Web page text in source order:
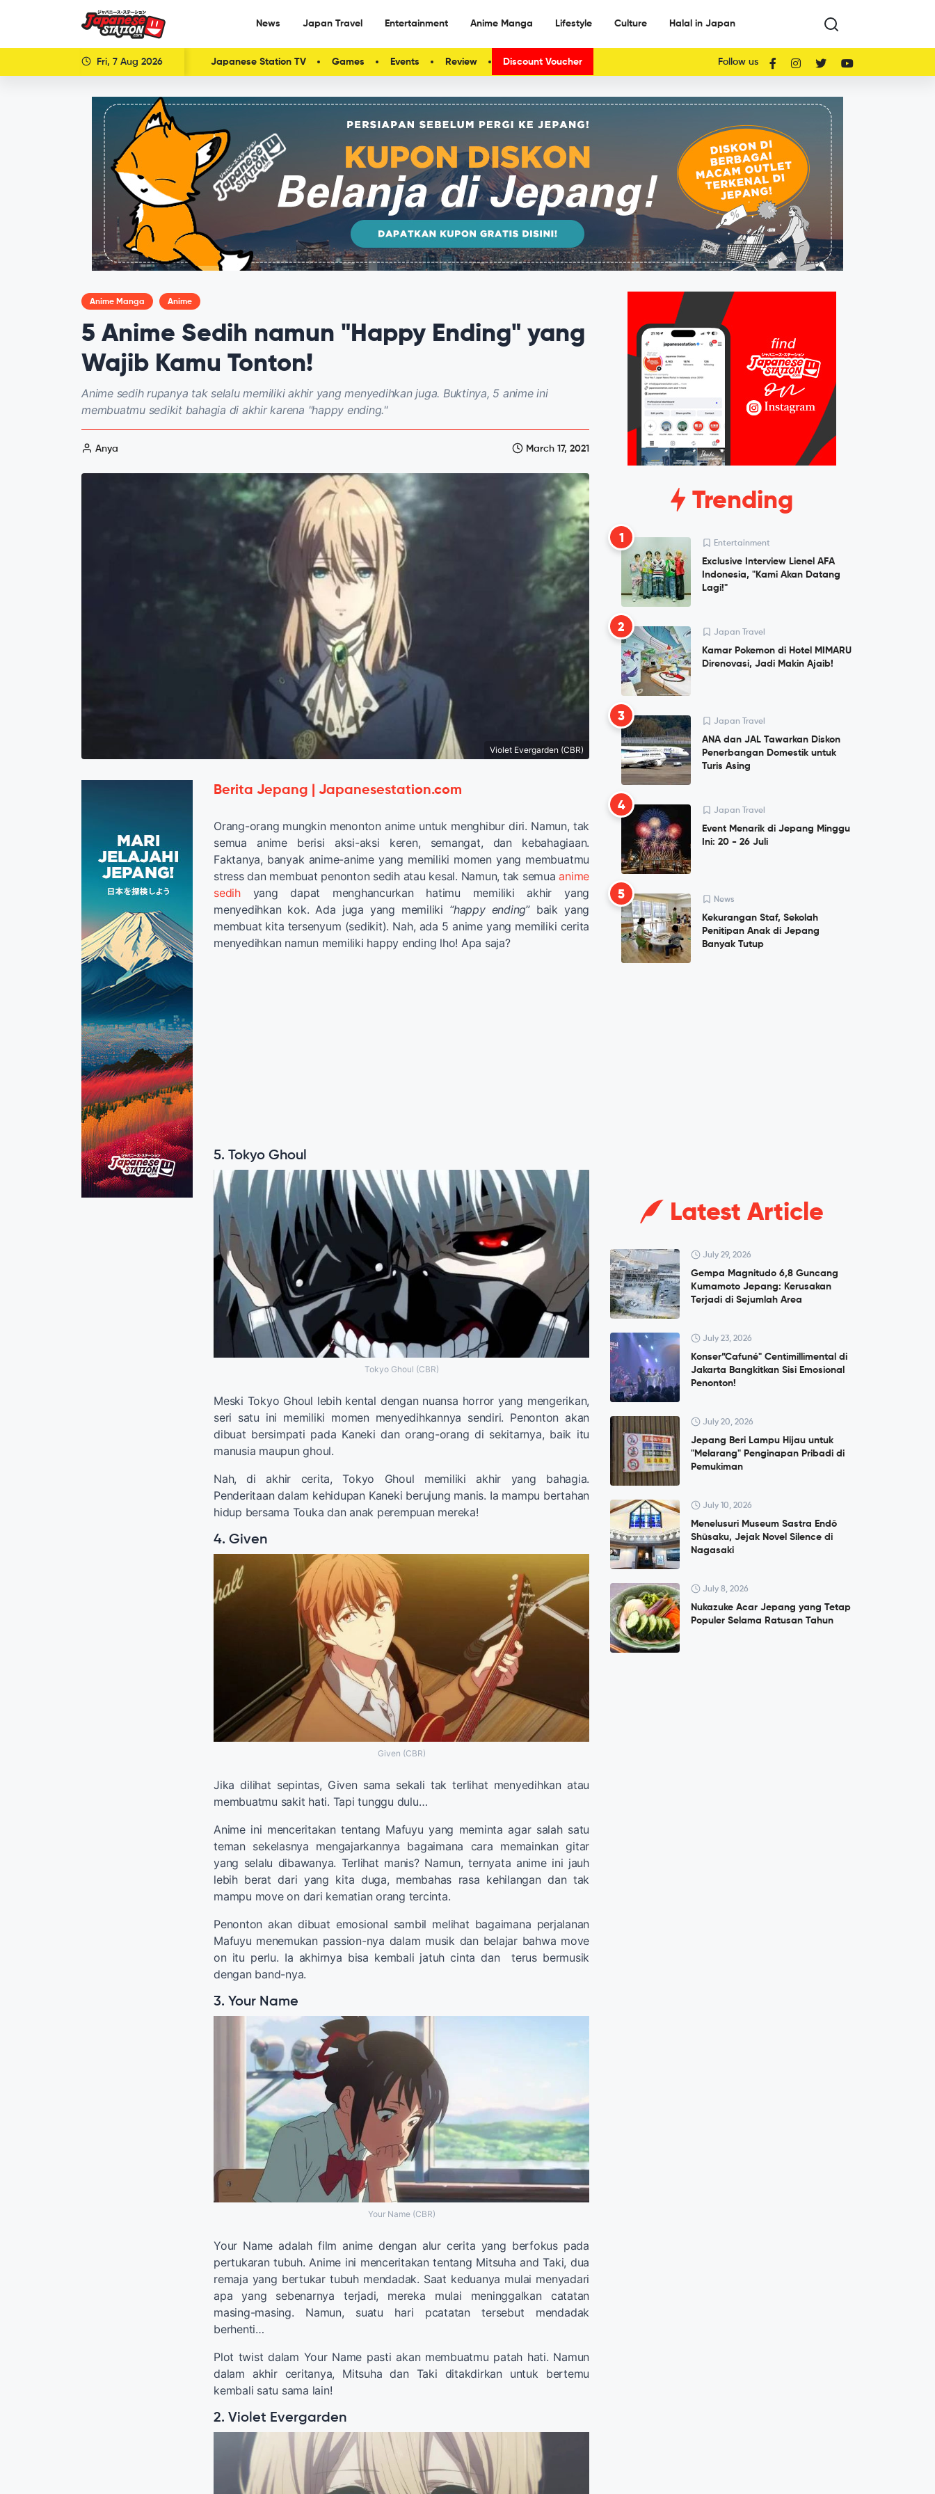
News Japan Travel Entertainment Anime Manga Lifestyle Culture Halal in Japan
Fri, 7 Aug 2026 Japanese Station TV Games Events Review Discount Voucher Follow us
Anime Manga Anime
5 Anime Sedih namun "Happy Ending" yang
Wajib Kamu Tonton!
Anime sedih rupanya tak selalu memiliki akhir yang menyedihkan juga. Buktinya, 5 anime ini
membuatmu sedikit bahagia di akhir karena "happy ending."
Anya March 17, 2021
Violet Evergarden (CBR)
Berita Jepang | Japanesestation.com
Orang-orang mungkin menonton anime untuk menghibur diri. Namun, tak
semua anime berisi aksi-aksi keren, semangat, dan kebahagiaan.
Faktanya, banyak anime-anime yang memiliki momen yang membuatmu
stress dan membuat penonton sedih atau kesal. Namun, tak semuaanime
sedihyang dapat menghancurkan hatimu memiliki akhir yang
menyedihkan kok. Ada juga yang memiliki “happy ending” baik yang
membuat kita tersenyum (sedikit). Nah, ada 5 anime yang memiliki cerita
menyedihkan namun memiliki happy ending lho! Apa saja?
5. Tokyo Ghoul
Tokyo Ghoul (CBR)
Meski Tokyo Ghoul lebih kental dengan nuansa horror yang mengerikan,
seri satu ini memiliki momen menyedihkannya sendiri. Penonton akan
dibuat bersimpati pada Kaneki dan orang-orang di sekitarnya, baik itu
manusia maupun ghoul.
Nah, di akhir cerita, Tokyo Ghoul memiliki akhir yang bahagia.
Penderitaan dalam kehidupan Kaneki berujung manis. Ia mampu bertahan
hidup bersama Touka dan anak perempuan mereka!
4. Given
Given (CBR)
Jika dilihat sepintas, Given sama sekali tak terlihat menyedihkan atau
membuatmu sakit hati. Tapi tunggu dulu…
Anime ini menceritakan tentang Mafuyu yang meminta agar salah satu
teman sekelasnya mengajarkannya bagaimana cara memainkan gitar
yang selalu dibawanya. Terlihat manis? Namun, ternyata anime ini jauh
lebih berat dari yang kita duga, membahas rasa kehilangan dan tak
mampu move on dari kematian orang tercinta.
Penonton akan dibuat emosional sambil melihat bagaimana perjalanan
Mafuyu menemukan passion-nya dalam musik dan belajar bahwa move
on itu perlu. Ia akhirnya bisa kembali jatuh cinta dan terus bermusik
dengan band-nya.
3. Your Name
Your Name (CBR)
Your Name adalah film anime dengan alur cerita yang berfokus pada
pertukaran tubuh. Anime ini menceritakan tentang Mitsuha and Taki, dua
remaja yang bertukar tubuh mendadak. Saat keduanya mulai menyadari
apa yang sebenarnya terjadi, mereka mulai meninggalkan catatan
masing-masing. Namun, suatu hari pcatatan tersebut mendadak
berhenti…
Plot twist dalam Your Name pasti akan membuatmu patah hati. Namun
dalam akhir ceritanya, Mitsuha dan Taki ditakdirkan untuk bertemu
kembali satu sama lain!
2. Violet Evergarden
Trending
1 Entertainment
Exclusive Interview Lienel AFA
Indonesia, "Kami Akan Datang
Lagi!"
2 Japan Travel
Kamar Pokemon di Hotel MIMARU
Direnovasi, Jadi Makin Ajaib!
3 Japan Travel
ANA dan JAL Tawarkan Diskon
Penerbangan Domestik untuk
Turis Asing
4 Japan Travel
Event Menarik di Jepang Minggu
Ini: 20 - 26 Juli
5 News
Kekurangan Staf, Sekolah
Penitipan Anak di Jepang
Banyak Tutup
Latest Article
July 29, 2026
Gempa Magnitudo 6,8 Guncang
Kumamoto Jepang: Kerusakan
Terjadi di Sejumlah Area
July 23, 2026
Konser”Cafuné" Centimillimental di
Jakarta Bangkitkan Sisi Emosional
Penonton!
July 20, 2026
Jepang Beri Lampu Hijau untuk
"Melarang" Penginapan Pribadi di
Pemukiman
July 10, 2026
Menelusuri Museum Sastra Endō
Shūsaku, Jejak Novel Silence di
Nagasaki
July 8, 2026
Nukazuke Acar Jepang yang Tetap
Populer Selama Ratusan Tahun